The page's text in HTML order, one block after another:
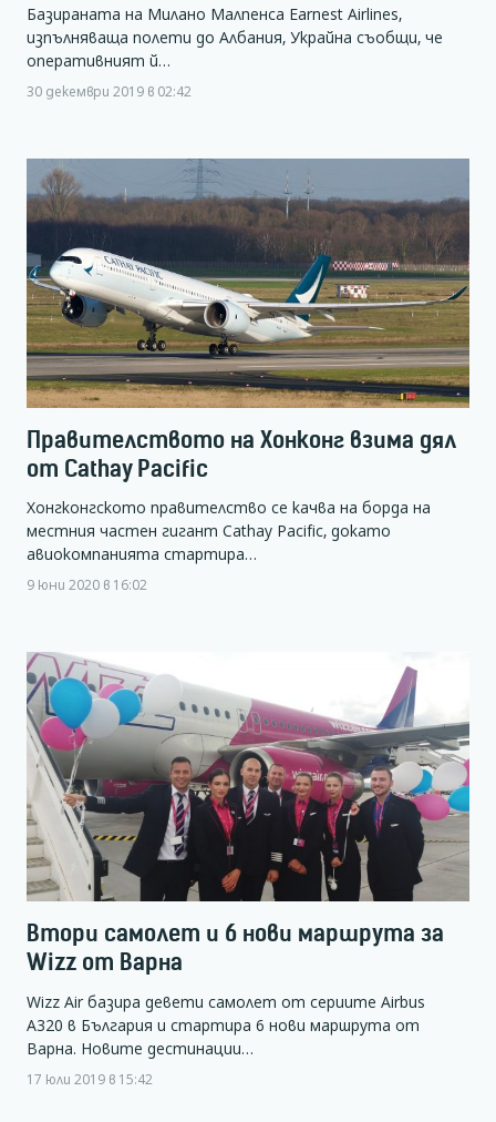
Базираната на Милано Малпенса Earnest Airlines,
изпълняваща полети до Албания, Украйна съобщи, че
оперативният й…
30 декември 2019 в 02:42
Правителството на Хонконг взима дял
от Cathay Pacific
Хонгконгското правителство се качва на борда на
местния частен гигант Cathay Pacific, докато
авиокомпанията стартира…
9 юни 2020 в 16:02
Втори самолет и 6 нови маршрута за
Wizz от Варна
Wizz Air базира девети самолет от сериите Airbus
A320 в България и стартира 6 нови маршрута от
Варна. Новите дестинации…
17 юли 2019 в 15:42